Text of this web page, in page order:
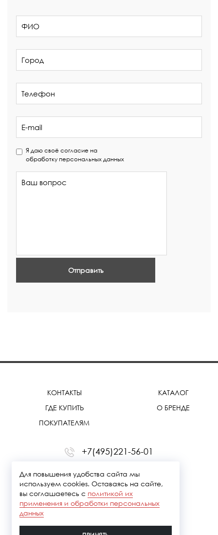
Я даю своё согласие на
обработку персональных данных
Отправить
КОНТАКТЫ
ГДЕ КУПИТЬ
ПОКУПАТЕЛЯМ
КАТАЛОГ
О БРЕНДЕ
+7(495)221-56-01
office@treemmerussia.ru
Для повышения удобства сайта мы
используем cookies. Оставаясь на сайте,
вы соглашаетесь с политикой их
применения и обработки персональных
данных